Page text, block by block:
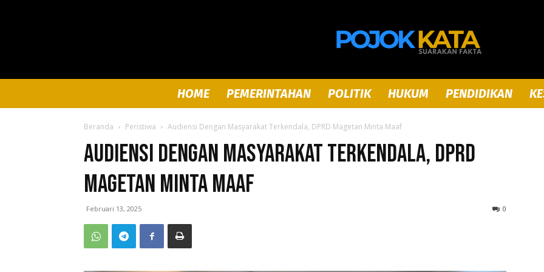
Pojok
HOME PEMERINTAHAN POLITIK HUKUM PENDIDIKAN
Beranda Peristiwa Audiensi Dengan Masyarakat Terkendala, DPRD Magetan Minta Maaf
Audiensi Dengan Masyarakat Terkendala, DPRD
Magetan Minta Maaf
Februari 13, 2025 0